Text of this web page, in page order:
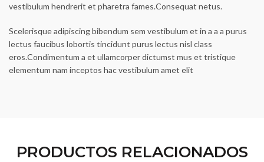
vestibulum hendrerit et pharetra fames.Consequat netus.
Scelerisque adipiscing bibendum sem vestibulum et in a a a purus
lectus faucibus lobortis tincidunt purus lectus nisl class
eros.Condimentum a et ullamcorper dictumst mus et tristique
elementum nam inceptos hac vestibulum amet elit
PRODUCTOS RELACIONADOS